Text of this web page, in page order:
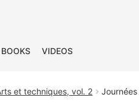
VIDEOS
et techniques, vol. 2